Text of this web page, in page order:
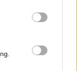
με τον μικρό
από την